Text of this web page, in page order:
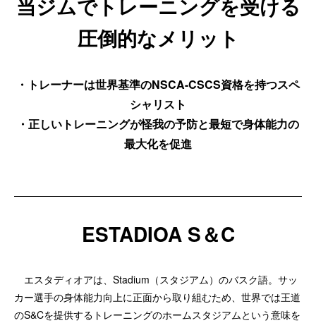
当ジムでトレーニングを受ける
圧倒的なメリット
・トレーナーは世界基準のNSCA-CSCS資格を持つスペ
シャリスト
・正しいトレーニングが怪我の予防と最短で身体能力の
最大化を促進
ESTADIOA S＆C
エスタディオアは、Stadium（スタジアム）のバスク語。サッ
カー選手の身体能力向上に正面から取り組むため、世界では王道
のS&Cを提供するトレーニングのホームスタジアムという意味を